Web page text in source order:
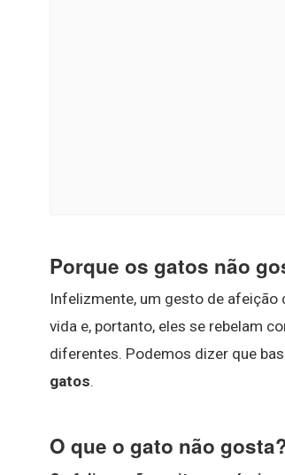
Porque os gatos não
Infelizmente, um gesto de afeição
vida e, portanto, eles se rebelam
diferentes. Podemos dizer que
gatos.
O que o gato não